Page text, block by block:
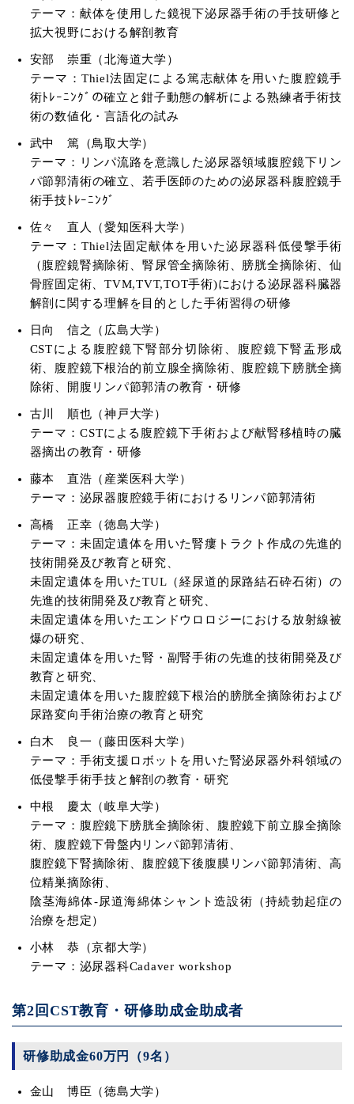
テーマ：献体を使用した鏡視下泌尿器手術の手技研修と
拡大視野における解剖教育
安部 崇重（北海道大学）
テーマ：Thiel法固定による篤志献体を用いた腹腔鏡手
術ﾄﾚｰﾆﾝｸﾞの確立と鉗子動態の解析による熟練者手術技
術の数値化・言語化の試み
武中 篤（鳥取大学）
テーマ：リンパ流路を意識した泌尿器領域腹腔鏡下リン
パ節郭清術の確立、若手医師のための泌尿器科腹腔鏡手
術手技ﾄﾚｰﾆﾝｸﾞ
佐々 直人（愛知医科大学）
テーマ：Thiel法固定献体を用いた泌尿器科低侵撃手術
（腹腔鏡腎摘除術、腎尿管全摘除術、膀胱全摘除術、仙
骨腟固定術、TVM,TVT,TOT手術)における泌尿器科臓器
解剖に関する理解を目的とした手術習得の研修
日向 信之（広島大学）
CSTによる腹腔鏡下腎部分切除術、腹腔鏡下腎盂形成
術、腹腔鏡下根治的前立腺全摘除術、腹腔鏡下膀胱全摘
除術、開腹リンパ節郭清の教育・研修
古川 順也（神戸大学）
テーマ：CSTによる腹腔鏡下手術および献腎移植時の臓
器摘出の教育・研修
藤本 直浩（産業医科大学）
テーマ：泌尿器腹腔鏡手術におけるリンパ節郭清術
高橋 正幸（徳島大学）
テーマ：未固定遺体を用いた腎瘻トラクト作成の先進的
技術開発及び教育と研究、
未固定遺体を用いたTUL（経尿道的尿路結石砕石術）の
先進的技術開発及び教育と研究、
未固定遺体を用いたエンドウロロジーにおける放射線被
爆の研究、
未固定遺体を用いた腎・副腎手術の先進的技術開発及び
教育と研究、
未固定遺体を用いた腹腔鏡下根治的膀胱全摘除術および
尿路変向手術治療の教育と研究
白木 良一（藤田医科大学）
テーマ：手術支援ロボットを用いた腎泌尿器外科領域の
低侵撃手術手技と解剖の教育・研究
中根 慶太（岐阜大学）
テーマ：腹腔鏡下膀胱全摘除術、腹腔鏡下前立腺全摘除
術、腹腔鏡下骨盤内リンパ節郭清術、
腹腔鏡下腎摘除術、腹腔鏡下後腹膜リンパ節郭清術、高
位精巣摘除術、
陰茎海綿体-尿道海綿体シャント造設術（持続勃起症の
治療を想定）
小林 恭（京都大学）
テーマ：泌尿器科Cadaver workshop
第2回CST教育・研修助成金助成者
研修助成金60万円（9名）
金山 博臣（徳島大学）